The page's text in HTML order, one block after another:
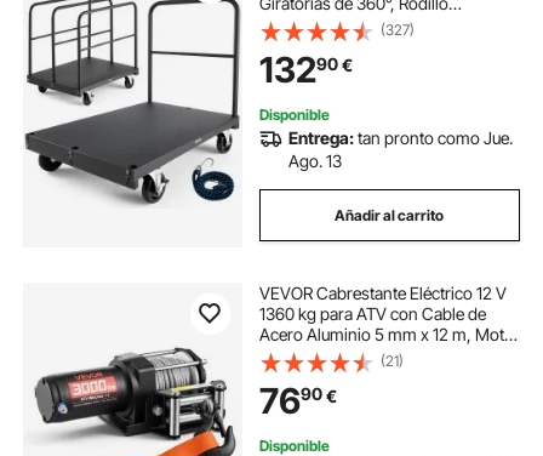
Portaplatos y 4 Pasamanos
Laterales, para Fábricas,
Almacenes y Garajes, Color Negro,
914 x 610 x 858 mm
(327)
13290€
Disponible
Entrega:tan pronto como Jue.
Ago. 13
Añadir al carrito
VEVOR Cabrestante Eléctrico 12 V
1360 kg para ATV con Cable de
Acero Aluminio 5 mm x 12 m, Motor
0,95 kW, Control Remoto, IP55,
con Placa de Montaje y Guía de
Rodillos para Todoterreno y
Exteriores
(21)
7690€
Disponible